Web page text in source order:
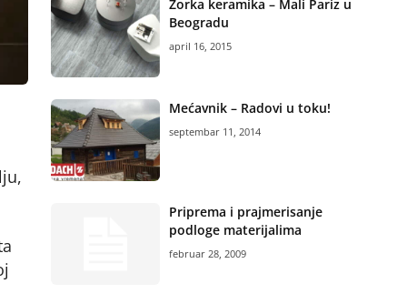
Zorka keramika – Mali Pariz u
Beogradu
april 16, 2015
Mećavnik – Radovi u toku!
septembar 11, 2014
Priprema i prajmerisanje
podloge materijalima
februar 28, 2009